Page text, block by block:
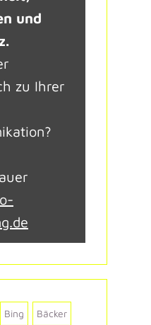
und
zu Ihrer
Bing Bäcker